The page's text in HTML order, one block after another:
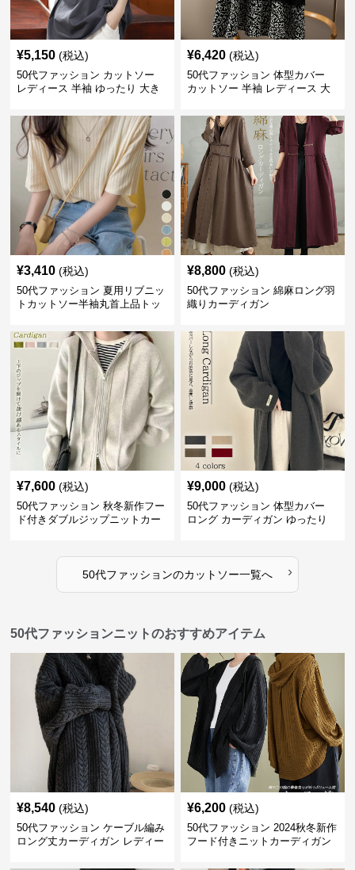
¥5,150 (税込)
50代ファッション カットソー
レディース 半袖 ゆったり 大き
¥6,420 (税込)
50代ファッション 体型カバー
カットソー 半袖 レディース 大
¥3,410 (税込)
50代ファッション 夏用リブニッ
トカットソー半袖丸首上品トッ
¥8,800 (税込)
50代ファッション 綿麻ロング羽
織りカーディガン
¥7,600 (税込)
50代ファッション 秋冬新作フー
ド付きダブルジップニットカー
¥9,000 (税込)
50代ファッション 体型カバー
ロング カーディガン ゆったり
50代ファッションのカットソー一覧へ ›
50代ファッションニットのおすすめアイテム
¥8,540 (税込)
50代ファッション ケーブル編み
ロング丈カーディガン レディー
¥6,200 (税込)
50代ファッション 2024秋冬新作
フード付きニットカーディガン